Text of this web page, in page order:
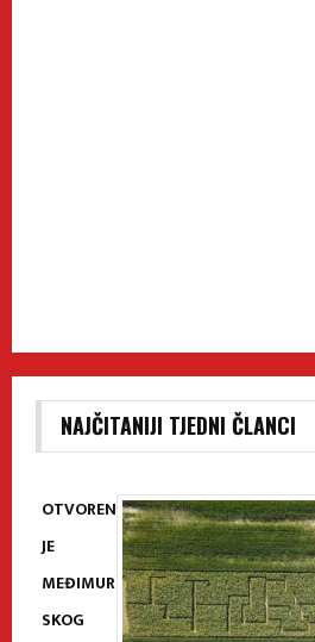
NAJČITANIJI TJEDNI ČLANCI
OTVOREN
JE
MEĐIMUR
SKOG